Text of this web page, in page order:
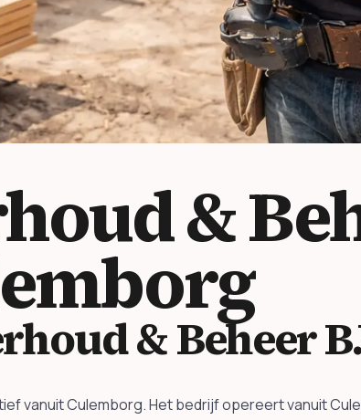
&
& Beheer
vanuit Culemborg. Het bedrijf opereert vanuit